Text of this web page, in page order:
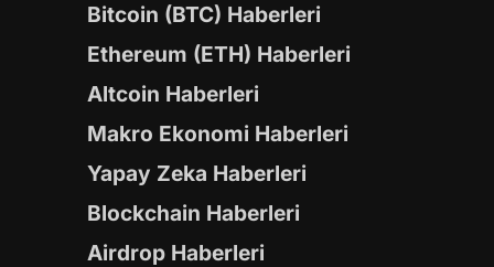
Bitcoin (BTC) Haberleri
Ethereum (ETH) Haberleri
Altcoin Haberleri
Makro Ekonomi Haberleri
Yapay Zeka Haberleri
Blockchain Haberleri
Airdrop Haberleri